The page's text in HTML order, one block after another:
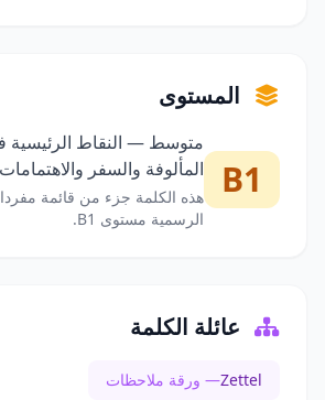
المستوى
B1
متوسط — النقاط الرئيسية
المألوفة والسفر
هذه الكلمة جزء من قائمة
الرسمية مستوى B1.
عائلة الكلمة
Zettel— ورقة ملاحظات